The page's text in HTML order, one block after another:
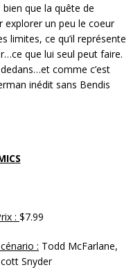
que la quête de
explorer un peu le coeur
limites, ce qu’il représente
que lui seul peut faire.
comme c’est
inédit sans Bendis
: $7.99
: Todd McFarlane,
Snyder